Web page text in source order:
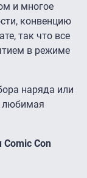
и многое
конвенцию
так что все
в режиме
наряда или
любимая
Con